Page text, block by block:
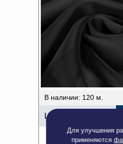
Для улучшения
применяются
В наличии: 120 м.
Цена: